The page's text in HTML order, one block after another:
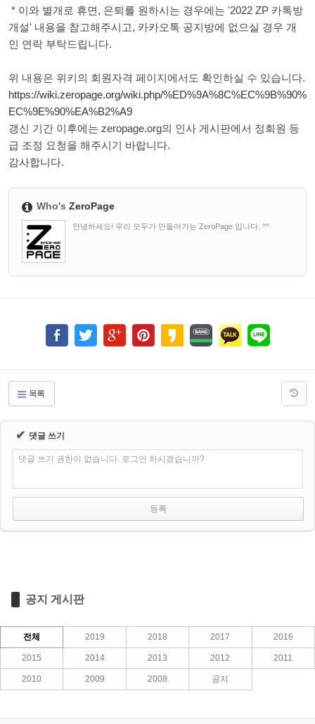
* 이와 별개로 휴면, 은퇴를 원하시는 경우에는 '2022 ZP 카톡방
개설' 내용을 참고해주시고, 카카오톡 공지방에 없으실 경우 개
인 연락 부탁드립니다.
위 내용은 위키의 회원자격 페이지에서도 확인하실 수 있습니다.
https://wiki.zeropage.org/wiki.php/%ED%9A%8C%EC%9B%90%
EC%9E%90%EA%B2%A9
갱신 기간 이후에는 zeropage.org의 인사 게시판에서 정회원 등
급 조정 요청을 해주시기 바랍니다.
감사합니다.
Who'sZeroPage
안녕하세요! 우리 모두가 만들어가는 ZeroPage 입니다. ^^
목록
✔ 댓글 쓰기
댓글 쓰기 권한이 없습니다. 로그인 하시겠습니까?
공지 게시판
전체 2019 2018 2017 2016
2015 2014 2013 2012 2011
2010 2009 2008 공지